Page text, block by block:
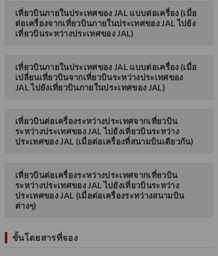
เที่ยวบินภายในประเทศของ JAL แบบต่อเครื่อง (เมื่อ
ต่อเครื่องจากเที่ยวบินภายในประเทศของ JAL ไปยัง
เที่ยวบินระหว่างประเทศของ JAL)
เที่ยวบินภายในประเทศของ JAL แบบต่อเครื่อง (เมื่อ
เปลี่ยนเที่ยวบินจากเที่ยวบินระหว่างประเทศของ
JAL ไปยังเที่ยวบินภายในประเทศของ JAL)
เที่ยวบินต่อเครื่องระหว่างประเทศจากเที่ยวบิน
ระหว่างประเทศของ JAL ไปยังเที่ยวบินระหว่าง
ประเทศของ JAL (เมื่อต่อเครื่องที่สนามบินเดียวกัน)
เที่ยวบินต่อเครื่องระหว่างประเทศจากเที่ยวบิน
ระหว่างประเทศของ JAL ไปยังเที่ยวบินระหว่าง
ประเทศของ JAL (เมื่อต่อเครื่องระหว่างสนามบิน
ต่างๆ)
ชั้นโดยสารที่จอง